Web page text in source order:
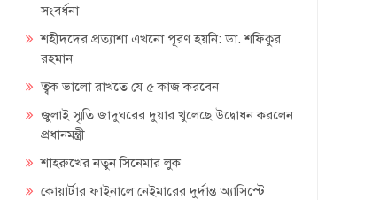
সংবর্ধনা
শহীদদের প্রত্যাশা এখনো পূরণ হয়নি: ডা. শফিকুর
রহমান
ত্বক ভালো রাখতে যে ৫ কাজ করবেন
জুলাই স্মৃতি জাদুঘরের দুয়ার খুলেছে উদ্বোধন করলেন
প্রধানমন্ত্রী
শাহরুখের নতুন সিনেমার লুক
কোয়ার্টার ফাইনালে নেইমারের দুর্দান্ত অ্যাসিস্টে